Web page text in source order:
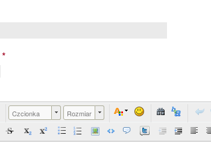
*
Czcionka Rozmiar